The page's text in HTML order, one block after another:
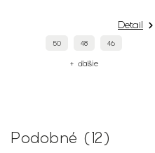
Detail
50 48 46
+ ďalšie
Podobné (12)